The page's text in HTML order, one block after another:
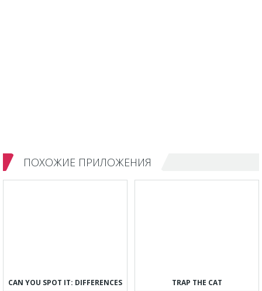
ПОХОЖИЕ ПРИЛОЖЕНИЯ
CAN YOU SPOT IT: DIFFERENCES TRAP THE CAT